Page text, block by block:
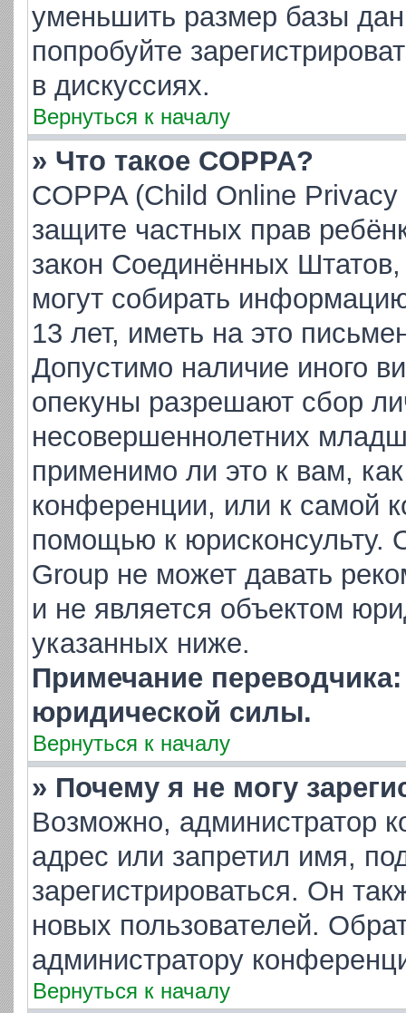
уменьшить размер базы
попробуйте
в дискуссиях.
Вернуться к началу
» Что такое COPPA?
COPPA (Child Online
защите частных прав
закон Соединённых
могут собирать
13 лет, иметь на это
Допустимо наличие иного
опекуны разрешают сбор
несовершеннолетних
применимо ли это к вам,
конференции, или к самой
помощью к юрисконсульту.
Group не может давать
и не является объектом
указанных ниже.
Примечание
юридической силы.
Вернуться к началу
» Почему я не могу
Возможно, администратор
адрес или запретил имя,
зарегистрироваться. Он
новых пользователей.
администратору
Вернуться к началу